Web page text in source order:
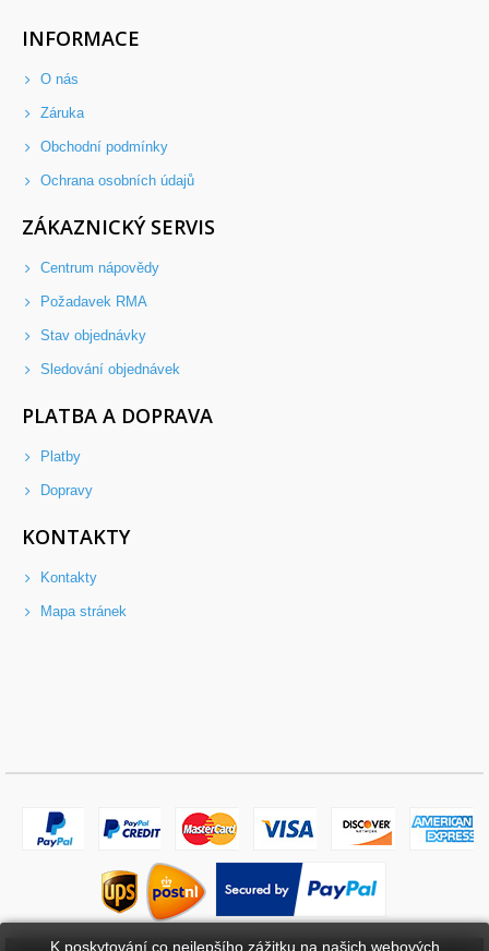
INFORMACE
O nás
Záruka
Obchodní podmínky
Ochrana osobních údajů
ZÁKAZNICKÝ SERVIS
Centrum nápovědy
Požadavek RMA
Stav objednávky
Sledování objednávek
PLATBA A DOPRAVA
Platby
Dopravy
KONTAKTY
Kontakty
Mapa stránek
K poskytování co nejlepšího zážitku na našich webových